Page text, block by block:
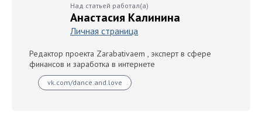
Над статьей работал(а)
Анастасия Калинина
Личная страница
Редактор проекта Zarabativaem , эксперт в сфере
финансов и заработка в интернете
vk.com/dance.and.love